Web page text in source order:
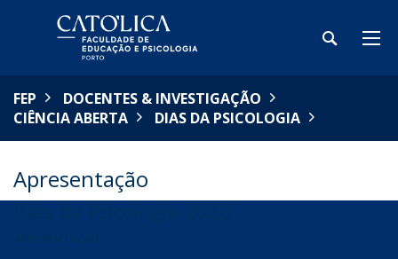
FEP
DOCENTES & INVESTIGAÇÃO
CIÊNCIA ABERTA
DIAS DA PSICOLOGIA
Apresentação